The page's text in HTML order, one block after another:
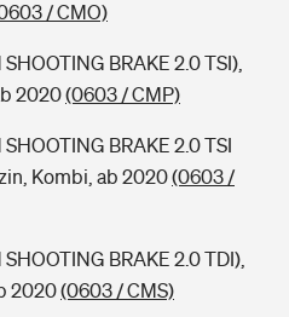
/ CMO)
BRAKE 2.0 TSI),
2020(0603 / CMP)
BRAKE 2.0 TSI
Kombi, ab 2020(0603 /
BRAKE 2.0 TDI),
2020(0603 / CMS)